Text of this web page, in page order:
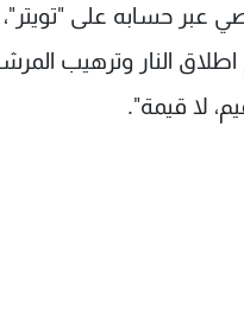
النار وترهيب